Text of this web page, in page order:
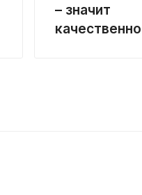
– значит
качественно